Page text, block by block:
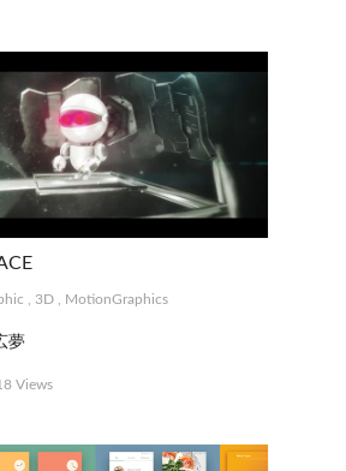
3D MotionGraphics
夢
Views